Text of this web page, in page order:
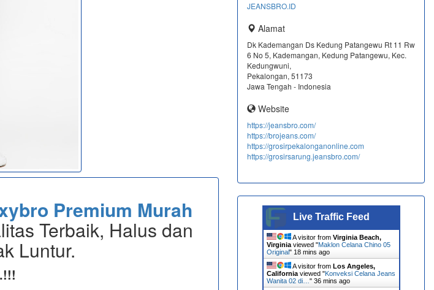
Premium Murah
Terbaik, Halus dan
Luntur.
JEANSBRO.ID
Alamat
Dk Kademangan Ds Kedung Patangewu Rt 11 Rw
6 No 5, Kademangan, Kedung Patangewu, Kec.
Kedungwuni,
Pekalongan, 51173
Jawa Tengah - Indonesia
Website
https://jeansbro.com/
https://brojeans.com/
https://grosirpekalonganonline.com
https://grosirsarung.jeansbro.com/
Live Traffic Feed
A visitor from Virginia Beach,
Virginiaviewed "Maklon Celana Chino 05
Original" 18 mins ago
A visitor from Los Angeles,
Californiaviewed "Konveksi Celana Jeans
Wanita 02 di… " 36 mins ago